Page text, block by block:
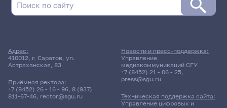
Преддипломная (научно-
исследовательная) практика
5354гр., БППФ
Д/о
Адрес:
410012, г. Саратов, ул.
Астраханская, 83
Приёмная ректора:
+7 (8452) 26 - 16 - 96, 8 (937)
811-67-46, rector@sgu.ru
Новости и пресс-поддержка:
Управление
медиакоммуникаций СГУ
+7 (8452) 21 - 06 - 25,
press@sgu.ru
Техническая поддержка сайта:
Управление цифровых и